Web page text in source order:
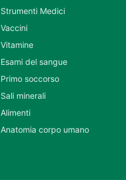
Strumenti Medici
Vaccini
Vitamine
Esami del sangue
Primo soccorso
Sali minerali
Alimenti
Anatomia corpo umano